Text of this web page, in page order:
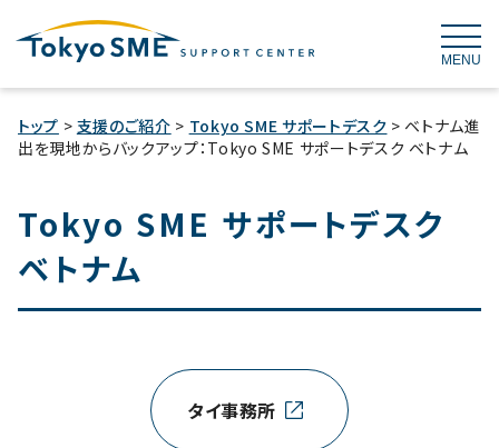
MENU
トップ > 支援のご紹介 > Tokyo SME サポートデスク > ベトナム進
出を現地からバックアップ：Tokyo SME サポートデスク ベトナム
Tokyo SME サポートデスク
ベトナム
タイ事務所